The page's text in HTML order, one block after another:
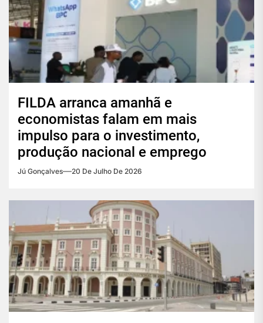
FILDA arranca amanhã e
economistas falam em mais
impulso para o investimento,
produção nacional e emprego
Jú Gonçalves 20 De Julho De 2026